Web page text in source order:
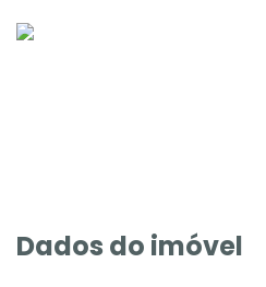
Dados do imóvel